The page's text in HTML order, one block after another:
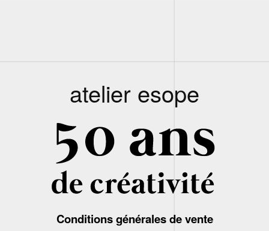
atelier esope
Conditions générales de vente